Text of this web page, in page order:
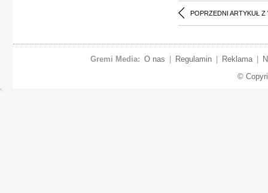
POPRZEDNI ARTYKUŁ Z
Gremi Media: O nas Regulamin Reklama
©